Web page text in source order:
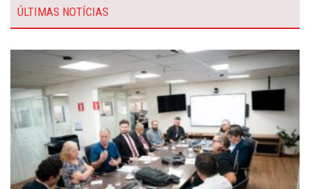
ÚLTIMAS NOTÍCIAS